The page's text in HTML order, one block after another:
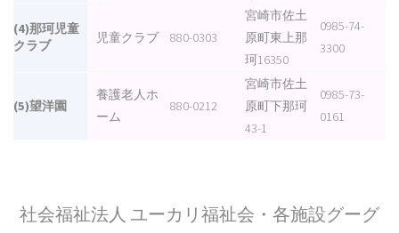
(4)那珂児童
クラブ
児童クラブ 880-0303
宮崎市佐土
原町東上那
珂16350
0985-74-
3300
(5)望洋園
養護老人ホ
ーム
880-0212
宮崎市佐土
原町下那珂
43-1
0985-73-
0161
社会福祉法人 ユーカリ福祉会・各施設グーグ